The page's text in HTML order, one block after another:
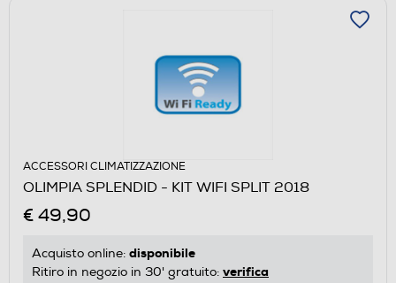
ACCESSORI CLIMATIZZAZIONE
OLIMPIA SPLENDID - KIT WIFI SPLIT 2018
€ 49,90
Acquisto online: disponibile
Ritiro in negozio in 30' gratuito: verifica